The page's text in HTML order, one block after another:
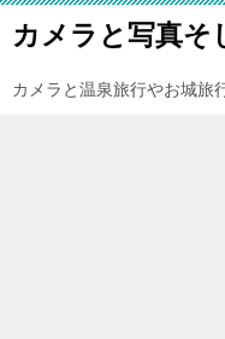
カメラと写真そ
カメラと温泉旅行やお城旅